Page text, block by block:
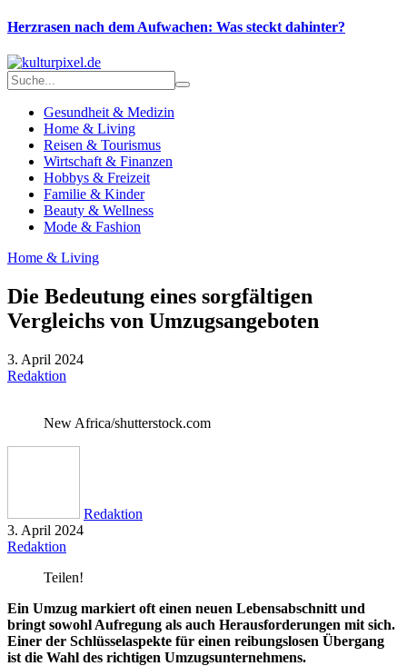
Herzrasen nach dem Aufwachen: Was steckt dahinter?
Gesundheit & Medizin
Home & Living
Reisen & Tourismus
Wirtschaft & Finanzen
Hobbys & Freizeit
Familie & Kinder
Beauty & Wellness
Mode & Fashion
Home & Living
Die Bedeutung eines sorgfältigen
Vergleichs von Umzugsangeboten
3. April 2024
Redaktion
New Africa/shutterstock.com
Redaktion
3. April 2024
Redaktion
Teilen!
Ein Umzug markiert oft einen neuen Lebensabschnitt und
bringt sowohl Aufregung als auch Herausforderungen mit sich.
Einer der Schlüsselaspekte für einen reibungslosen Übergang
ist die Wahl des richtigen Umzugsunternehmens.